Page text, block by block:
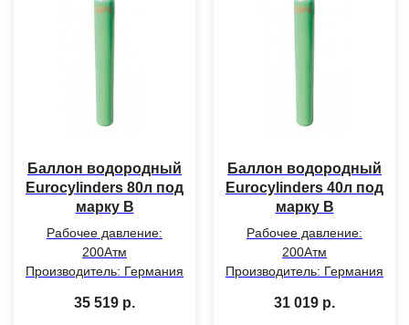
Баллон водородный
Eurocylinders 80л под
марку В
Рабочее давление:
200Атм
Производитель: Германия
35 519 р.
Баллон водородный
Eurocylinders 40л под
марку В
Рабочее давление:
200Атм
Производитель: Германия
31 019 р.